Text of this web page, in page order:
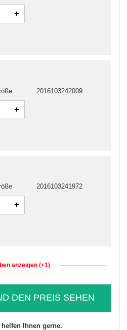
2016103242009
+
+
2016103241972
+
anzeigen (+1)
DEN PREIS SEHEN
Ihnen gerne.